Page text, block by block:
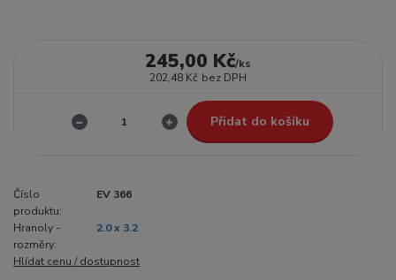
245,00 Kč/ks
202,48 Kč bez DPH
Přidat do košíku
Číslo
produktu:
EV 366
Hranoly -
rozměry:
2.0 x 3.2
Hlídat cenu / dostupnost